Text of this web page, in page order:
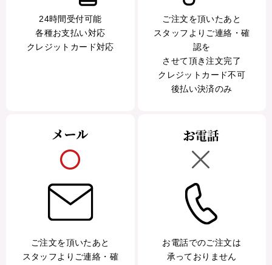
24時間受付可能
各種お支払い対応
クレジットカード対応
ご注文を頂いたあと
スタッフよりご連絡・確
認を
させて頂き注文完了
クレジットカード不可
後払い決済のみ
ご注文を頂いたあと
スタッフよりご連絡・確
お電話でのご注文は
承っておりません